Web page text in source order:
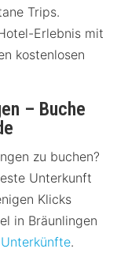
Trips.
Erlebnis mit
kostenlosen
– Buche
zu buchen?
Unterkunft
Klicks
in Bräunlingen
.